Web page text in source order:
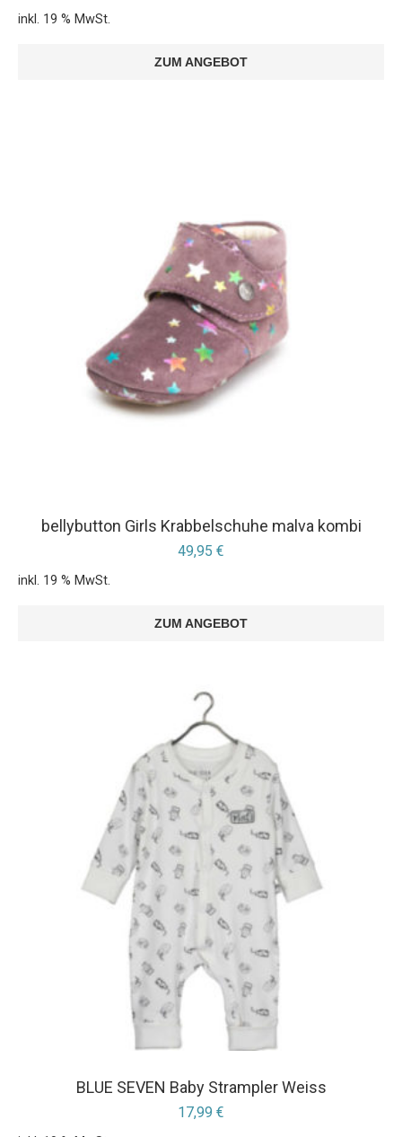
inkl. 19 % MwSt.
ZUM ANGEBOT
bellybutton Girls Krabbelschuhe malva kombi
49,95 €
inkl. 19 % MwSt.
ZUM ANGEBOT
BLUE SEVEN Baby Strampler Weiss
17,99 €